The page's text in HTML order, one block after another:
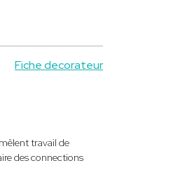
Fiche decorateur
travail de
des connections